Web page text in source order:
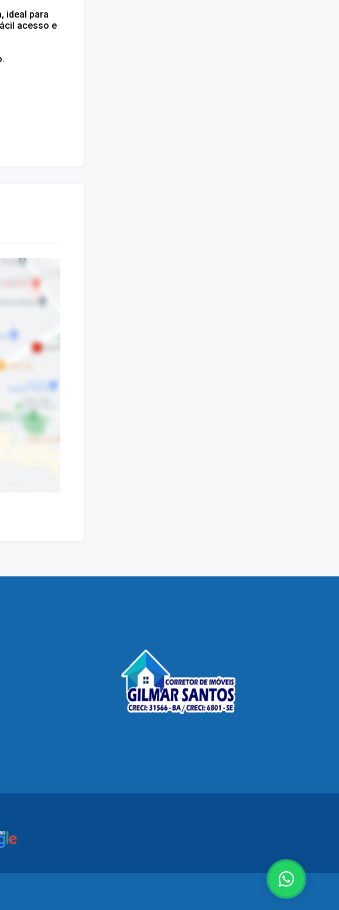
ideal para
acesso e